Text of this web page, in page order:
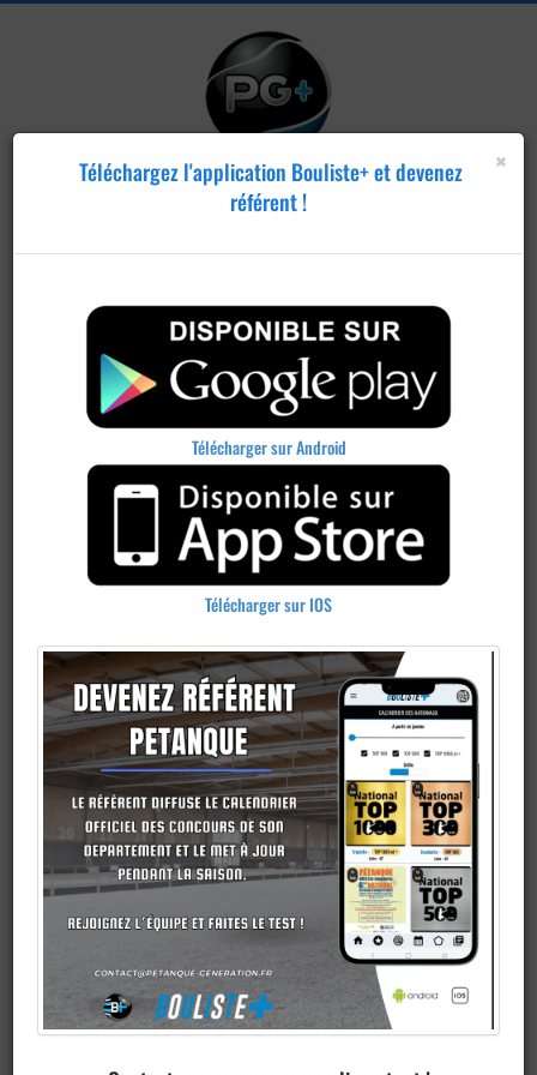
concours
club
×
Téléchargez l'application Bouliste+ et devenez
référent !
Télécharger sur Android
Télécharger sur IOS